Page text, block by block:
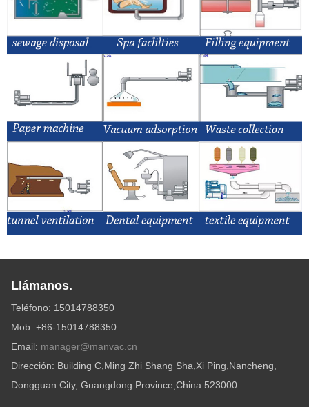
Llámanos.
Teléfono: 15014788350
Mob: +86-15014788350
Email: manager@manvac.cn
Dirección: Building C,Ming Zhi Shang Sha,Xi Ping,Nancheng,
Dongguan City, Guangdong Province,China 523000